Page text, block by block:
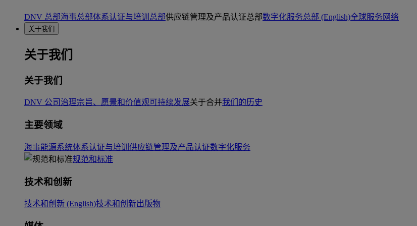
DNV 总部海事总部体系认证与培训总部供应链管理及产品认证总部数字化服务总部 (English)全球服务网络
关于我们
关于我们
关于我们
DNV 公司治理宗旨、愿景和价值观可持续发展关于合并我们的历史
主要领域
海事能源系统体系认证与培训 供应链管理及产品认证数字化服务
规范和标准
技术和创新
技术和创新 (English)技术和创新出版物